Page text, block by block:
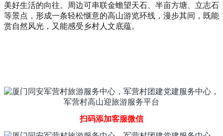
美好生活的向往。周边可串联金蟾望天石、半亩方塘、立志石
等景点，形成一条轻松惬意的高山游览环线，漫步其间，既能
赏自然风光，又能感受乡村人文底蕴。
扫码添加客服微信